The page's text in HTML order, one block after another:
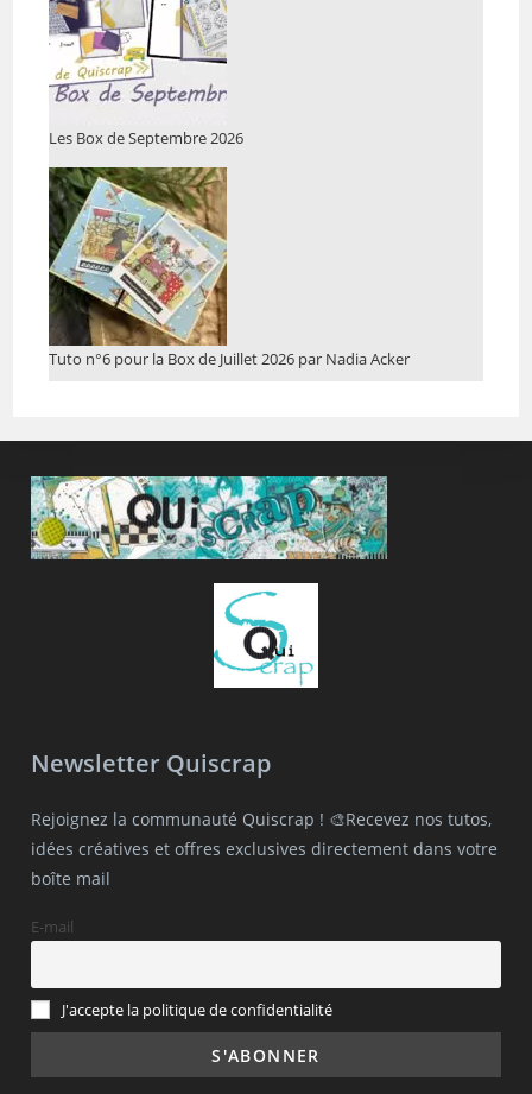
Les Box de Septembre 2026
Tuto n°6 pour la Box de Juillet 2026 par Nadia Acker
Newsletter Quiscrap
Rejoignez la communauté Quiscrap ! 🎨Recevez nos tutos,
idées créatives et offres exclusives directement dans votre
boîte mail
E-mail
J'accepte la politique de confidentialité